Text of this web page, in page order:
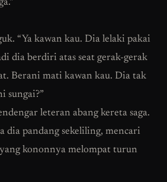
“Ya kawan kau. Dia lelaki pakai
dia berdiri atas seat gerak-gerak
Berani mati kawan kau. Dia tak
sungai?”
leteran abang kereta saga.
dia pandang sekeliling, mencari
kononnya melompat turun